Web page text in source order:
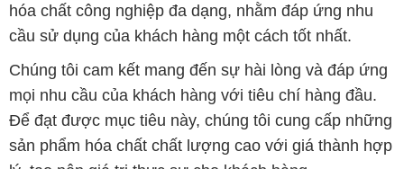
hóa chất công nghiệp đa dạng, nhằm đáp ứng nhu
cầu sử dụng của khách hàng một cách tốt nhất.
Chúng tôi cam kết mang đến sự hài lòng và đáp ứng
mọi nhu cầu của khách hàng với tiêu chí hàng đầu.
Để đạt được mục tiêu này, chúng tôi cung cấp những
sản phẩm hóa chất chất lượng cao với giá thành hợp